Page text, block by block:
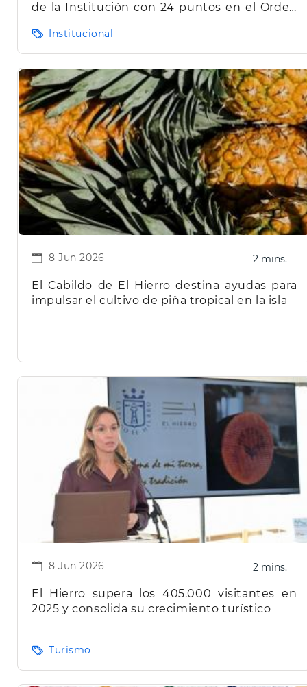
de la Institución con 24 puntos en el Orden
Institucional
8 Jun 2026 2 mins.
El Cabildo de El Hierro destina ayudas para
impulsar el cultivo de piña tropical en la isla
8 Jun 2026 2 mins.
El Hierro supera los 405.000 visitantes en
2025 y consolida su crecimiento turístico
Turismo